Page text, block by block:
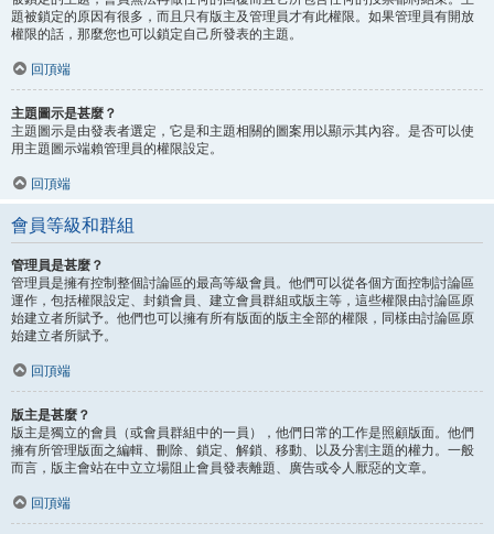
題被鎖定的原因有很多，而且只有版主及管理員才有此權限。如果管理員有開放
權限的話，那麼您也可以鎖定自己所發表的主題。
回頂端
主題圖示是甚麼？
主題圖示是由發表者選定，它是和主題相關的圖案用以顯示其內容。是否可以使
用主題圖示端賴管理員的權限設定。
回頂端
會員等級和群組
管理員是甚麼？
管理員是擁有控制整個討論區的最高等級會員。他們可以從各個方面控制討論區
運作，包括權限設定、封鎖會員、建立會員群組或版主等，這些權限由討論區原
始建立者所賦予。他們也可以擁有所有版面的版主全部的權限，同樣由討論區原
始建立者所賦予。
回頂端
版主是甚麼？
版主是獨立的會員（或會員群組中的一員），他們日常的工作是照顧版面。他們
擁有所管理版面之編輯、刪除、鎖定、解鎖、移動、以及分割主題的權力。一般
而言，版主會站在中立立場阻止會員發表離題、廣告或令人厭惡的文章。
回頂端